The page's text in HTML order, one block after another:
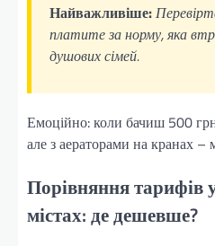
Найважливіше:
платите за норму, яка
душових сімей.
Емоційно: коли бачиш 500
але з аераторами на кранах –
Порівняння тарифів
містах: де дешевше?